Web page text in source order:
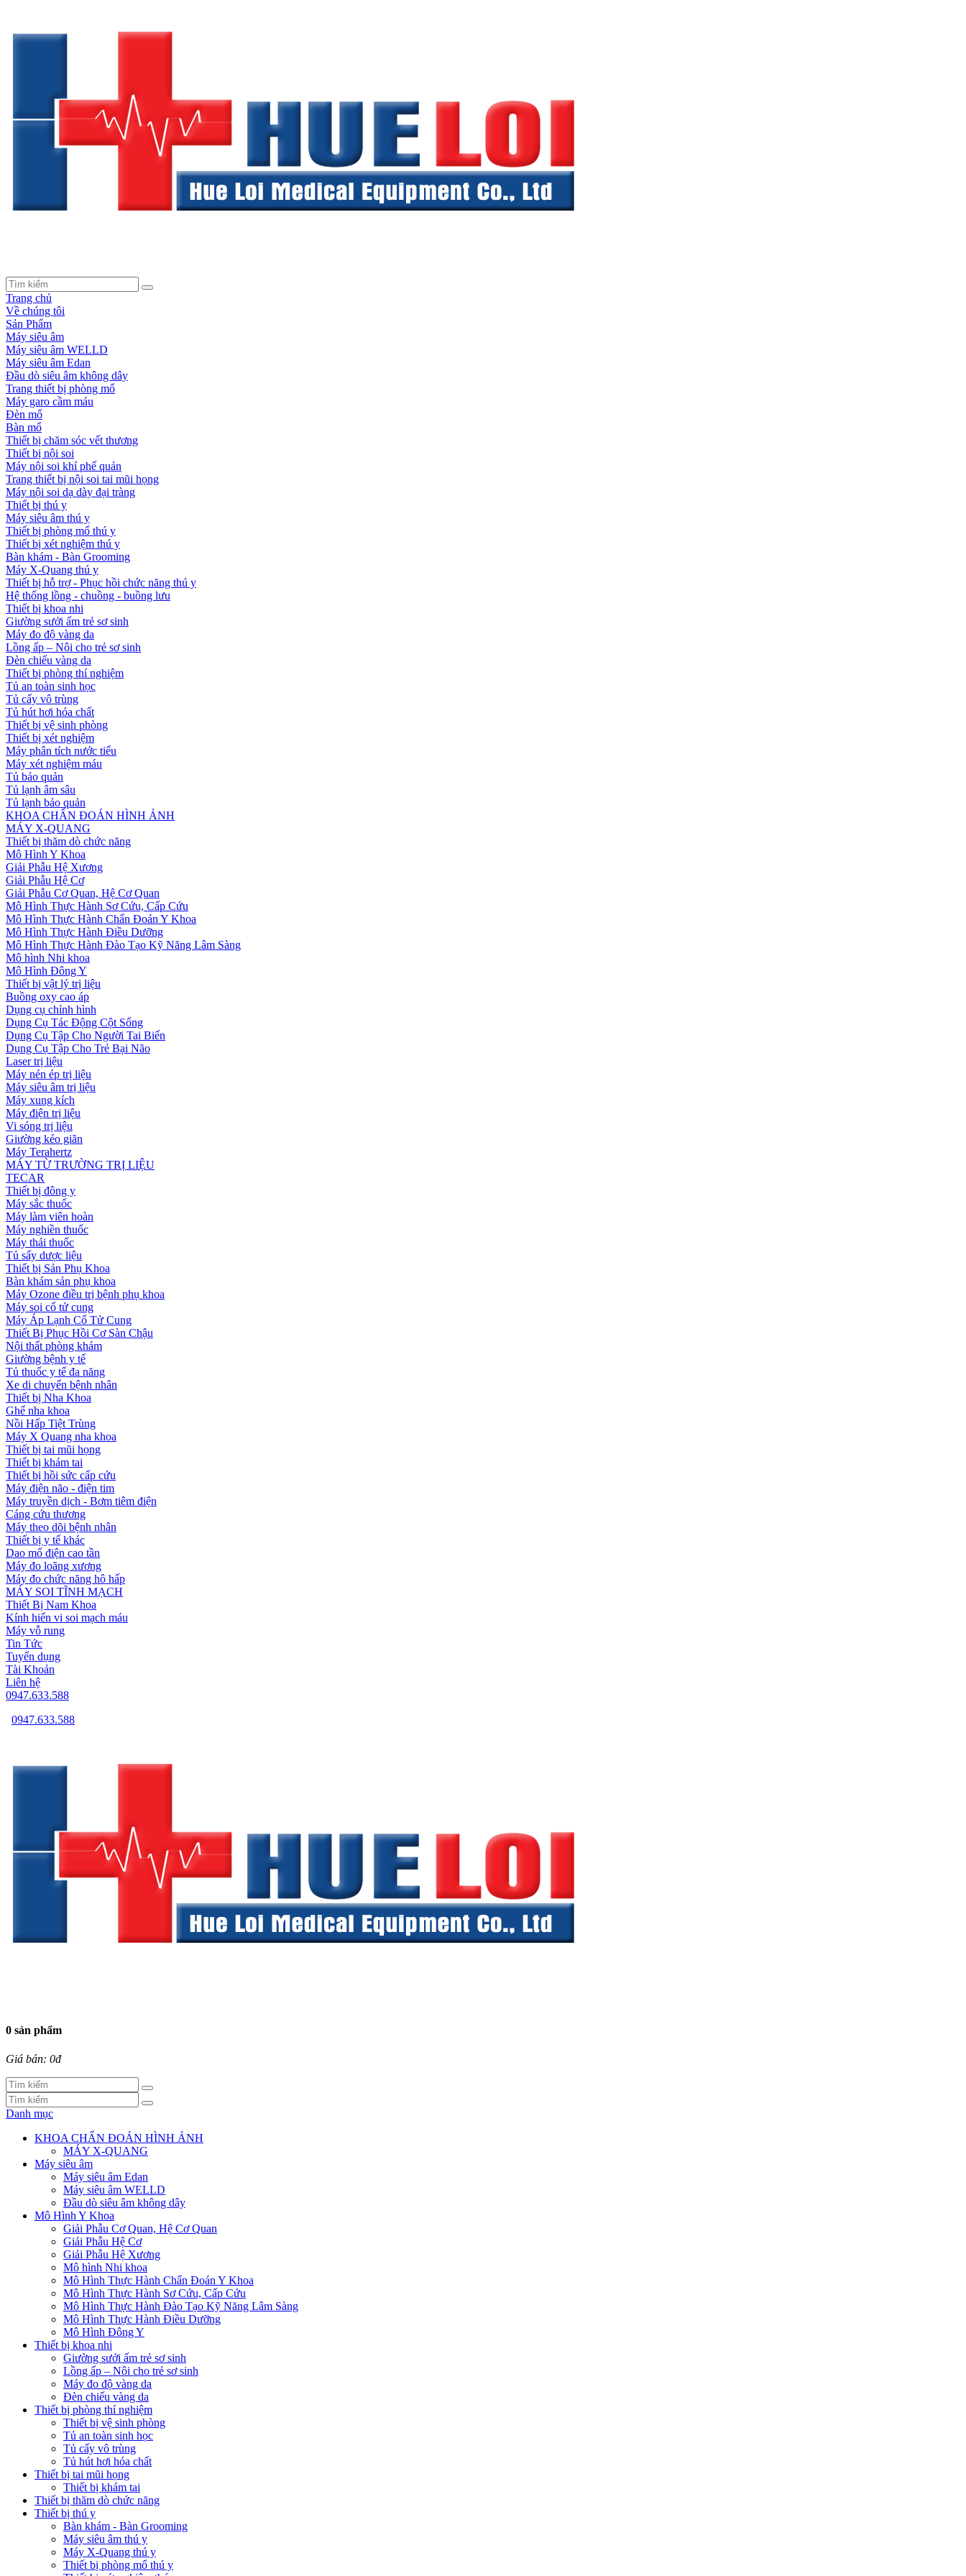
Trang chủ
Về chúng tôi
Sản Phẩm
Máy siêu âm
Máy siêu âm WELLD
Máy siêu âm Edan
Đầu dò siêu âm không dây
Trang thiết bị phòng mổ
Máy garo cầm máu
Đèn mổ
Bàn mổ
Thiết bị chăm sóc vết thương
Thiết bị nội soi
Máy nội soi khí phế quản
Trang thiết bị nội soi tai mũi họng
Máy nội soi dạ dày đại tràng
Thiết bị thú y
Máy siêu âm thú y
Thiết bị phòng mổ thú y
Thiết bị xét nghiệm thú y
Bàn khám - Bàn Grooming
Máy X-Quang thú y
Thiết bị hỗ trợ - Phục hồi chức năng thú y
Hệ thống lồng - chuồng - buồng lưu
Thiết bị khoa nhi
Giường sưởi ấm trẻ sơ sinh
Máy đo độ vàng da
Lồng ấp – Nôi cho trẻ sơ sinh
Đèn chiếu vàng da
Thiết bị phòng thí nghiệm
Tủ an toàn sinh học
Tủ cấy vô trùng
Tủ hút hơi hóa chất
Thiết bị vệ sinh phòng
Thiết bị xét nghiệm
Máy phân tích nước tiểu
Máy xét nghiệm máu
Tủ bảo quản
Tủ lạnh âm sâu
Tủ lạnh bảo quản
KHOA CHẨN ĐOÁN HÌNH ẢNH
MÁY X-QUANG
Thiết bị thăm dò chức năng
Mô Hình Y Khoa
Giải Phẫu Hệ Xương
Giải Phẫu Hệ Cơ
Giải Phẫu Cơ Quan, Hệ Cơ Quan
Mô Hình Thực Hành Sơ Cứu, Cấp Cứu
Mô Hình Thực Hành Chẩn Đoán Y Khoa
Mô Hình Thực Hành Điều Dưỡng
Mô Hình Thực Hành Đào Tạo Kỹ Năng Lâm Sàng
Mô hình Nhi khoa
Mô Hình Đông Y
Thiết bị vật lý trị liệu
Buồng oxy cao áp
Dụng cụ chỉnh hình
Dụng Cụ Tác Động Cột Sống
Dụng Cụ Tập Cho Người Tai Biến
Dụng Cụ Tập Cho Trẻ Bại Não
Laser trị liệu
Máy nén ép trị liệu
Máy siêu âm trị liệu
Máy xung kích
Máy điện trị liệu
Vi sóng trị liệu
Giường kéo giãn
Máy Terahertz
MÁY TỪ TRƯỜNG TRỊ LIỆU
TECAR
Thiết bị đông y
Máy sắc thuốc
Máy làm viên hoàn
Máy nghiền thuốc
Máy thái thuốc
Tủ sấy dược liệu
Thiết bị Sản Phụ Khoa
Bàn khám sản phụ khoa
Máy Ozone điều trị bệnh phụ khoa
Máy soi cổ tử cung
Máy Áp Lạnh Cổ Tử Cung
Thiết Bị Phục Hồi Cơ Sàn Chậu
Nội thất phòng khám
Giường bệnh y tế
Tủ thuốc y tế đa năng
Xe di chuyển bệnh nhân
Thiết bị Nha Khoa
Ghế nha khoa
Nồi Hấp Tiệt Trùng
Máy X Quang nha khoa
Thiết bị tai mũi họng
Thiết bị khám tai
Thiết bị hồi sức cấp cứu
Máy điện não - điện tim
Máy truyền dịch - Bơm tiêm điện
Cáng cứu thương
Máy theo dõi bệnh nhân
Thiết bị y tế khác
Dao mổ điện cao tần
Máy đo loãng xương
Máy đo chức năng hô hấp
MÁY SOI TĨNH MẠCH
Thiết Bị Nam Khoa
Kính hiển vi soi mạch máu
Máy vỗ rung
Tin Tức
Tuyển dụng
Tài Khoản
Liên hệ
0947.633.588
0947.633.588
0 sản phẩm
Giá bán: 0đ
Danh mục
KHOA CHẨN ĐOÁN HÌNH ẢNH
MÁY X-QUANG
Máy siêu âm
Máy siêu âm Edan
Máy siêu âm WELLD
Đầu dò siêu âm không dây
Mô Hình Y Khoa
Giải Phẫu Cơ Quan, Hệ Cơ Quan
Giải Phẫu Hệ Cơ
Giải Phẫu Hệ Xương
Mô hình Nhi khoa
Mô Hình Thực Hành Chẩn Đoán Y Khoa
Mô Hình Thực Hành Sơ Cứu, Cấp Cứu
Mô Hình Thực Hành Đào Tạo Kỹ Năng Lâm Sàng
Mô Hình Thực Hành Điều Dưỡng
Mô Hình Đông Y
Thiết bị khoa nhi
Giường sưởi ấm trẻ sơ sinh
Lồng ấp – Nôi cho trẻ sơ sinh
Máy đo độ vàng da
Đèn chiếu vàng da
Thiết bị phòng thí nghiệm
Thiết bị vệ sinh phòng
Tủ an toàn sinh học
Tủ cấy vô trùng
Tủ hút hơi hóa chất
Thiết bị tai mũi họng
Thiết bị khám tai
Thiết bị thăm dò chức năng
Thiết bị thú y
Bàn khám - Bàn Grooming
Máy siêu âm thú y
Máy X-Quang thú y
Thiết bị phòng mổ thú y